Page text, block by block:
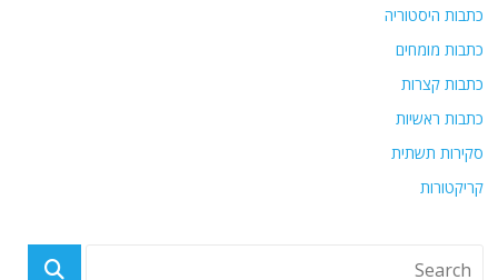
כתבות היסטוריה
כתבות מומחים
כתבות קצרות
כתבות ראשיות
סקירות תשתית
קריקטורות